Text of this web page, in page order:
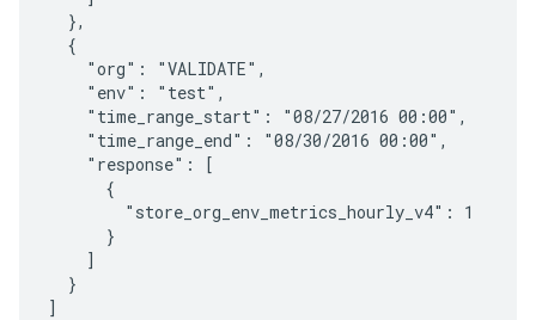
  },
  {
    "org": "VALIDATE",
    "env": "test",
    "time_range_start": "08/27/2016 00:00",
    "time_range_end": "08/30/2016 00:00",
    "response": [
      {
        "store_org_env_metrics_hourly_v4": 1
      }
    ]
  }
]